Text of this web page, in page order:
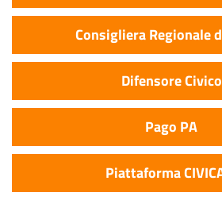
Consigliera Regionale
Difensore Civico
Pago PA
Piattaforma